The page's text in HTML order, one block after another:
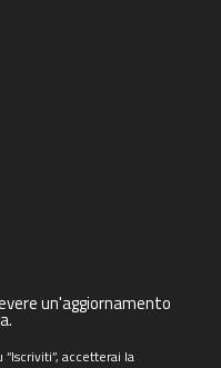
un'aggiornamento
accetterai la